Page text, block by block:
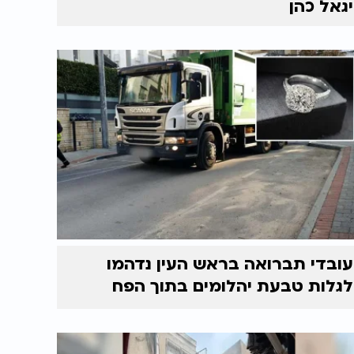
יגאל כהן
עובדי תברואה בראש העין נדהמו
לגלות טבעת יהלומים בתוך הפח